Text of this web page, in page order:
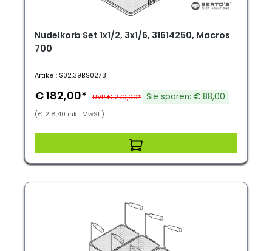
Nudelkorb Set 1x1/2, 3x1/6, 31614250, Macros
700
Artikel: S02.39BS0273
€ 182,00* UVP € 270,00* Sie sparen: € 88,00
(€ 218,40 inkl. MwSt.)